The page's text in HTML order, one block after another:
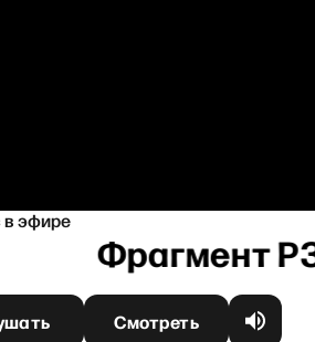
эфире
Смотреть